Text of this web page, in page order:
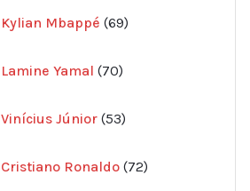
Kylian Mbappé 69
produkter
Lamine Yamal 70
produkter
Vinícius Júnior 53
produkter
Cristiano Ronaldo 72
produkter